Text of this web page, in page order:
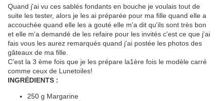
Quand j'ai vu ces sablés fondants en bouche je voulais tout de
suite les tester, alors je les ai préparée pour ma fille quand elle a
accouchée quand elle les a gouté elle m'a dit qu'ils sont très bon
et elle m'a demandé de les refaire pour les invités c'est ce que j'ai
fais vous les aurez remarqués quand j'ai postée les photos des
gâteaux de ma fille.
C'est la 3 ème fois que je les prépare la1ère fois le modèle carré
comme ceux de Lunetoiles!
INGRÉDIENTS :
250 g Margarine